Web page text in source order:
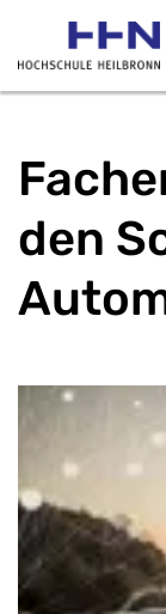
den